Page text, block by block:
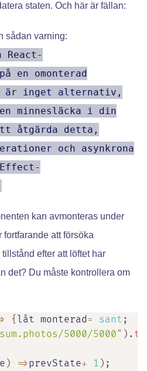
staten. Och här är fällan:
sådan varning:
React-
en omonterad
är inget alternativ,
minnesläcka i din
åtgärda detta,
och asynkrona
kan avmonteras under
att försöka
efter att löftet har
det? Du måste kontrollera om
{ låt monterad = sant ;
5000/5000" ) .
) =>prevState+ 1 ) ;